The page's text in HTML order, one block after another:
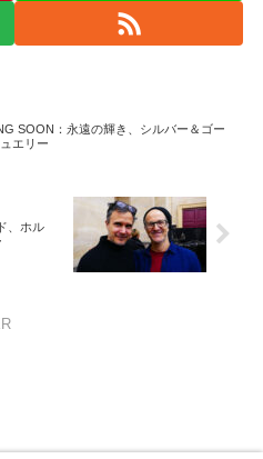
SOON：永遠の輝き、シルバー＆ゴー
エリー
、ホル